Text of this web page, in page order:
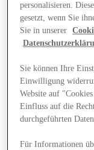
Angebote
personalisieren.
gesetzt, wenn Sie
Sie in unserer
Sie können Ihre
Einwilligung
Website auf
Einfluss auf die
durchgeführten
Für Informationen